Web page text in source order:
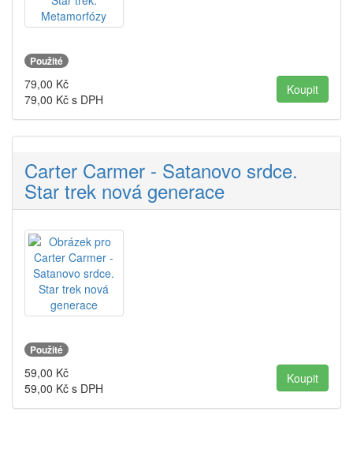
Použité
79,00 Kč
79,00 Kč s DPH
Carter Carmer - Satanovo srdce.
Star trek nová generace
Použité
59,00 Kč
59,00 Kč s DPH